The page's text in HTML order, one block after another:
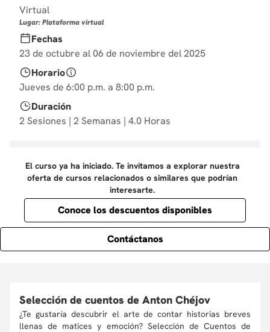
10. diseño
Virtual
Lugar: Plataforma virtual
Fechas
23 de octubre al 06 de noviembre del 2025
Horario
Jueves de 6:00 p.m. a 8:00 p.m.
Duración
2 Sesiones | 2 Semanas | 4.0 Horas
El curso ya ha iniciado. Te invitamos a explorar nuestra
oferta de cursos relacionados o similares que podrían
interesarte.
Conoce los descuentos disponibles
Contáctanos
Selección de cuentos de Anton Chéjov
¿Te gustaría descubrir el arte de contar historias breves
llenas de matices y emoción? Selección de Cuentos de